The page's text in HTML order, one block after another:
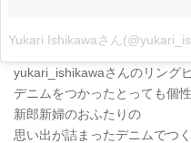
yukari_ishikawaさんのリング
デニムをつかったとっても個
新郎新婦のおふたりの
思い出が詰まったデニムでつ